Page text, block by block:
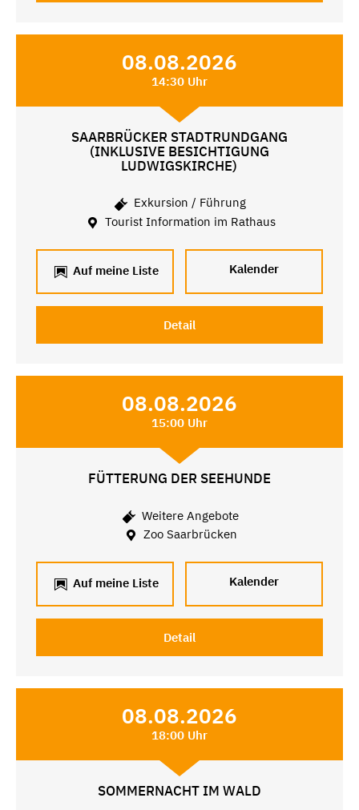
08.08.2026
14:30 Uhr
SAARBRÜCKER STADTRUNDGANG
(INKLUSIVE BESICHTIGUNG
LUDWIGSKIRCHE)
Exkursion / Führung
Tourist Information im Rathaus
Auf meine Liste Kalender
Detail
08.08.2026
15:00 Uhr
FÜTTERUNG DER SEEHUNDE
Weitere Angebote
Zoo Saarbrücken
Auf meine Liste Kalender
Detail
08.08.2026
18:00 Uhr
SOMMERNACHT IM WALD